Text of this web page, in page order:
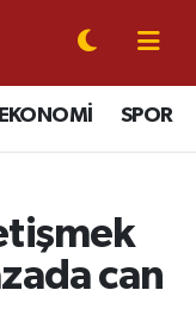
EKONOMİ SPOR
can
Haritası